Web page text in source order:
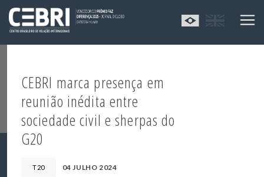
CEBRI marca presença em
reunião inédita entre
sociedade civil e sherpas do
G20
T20 04 JULHO 2024